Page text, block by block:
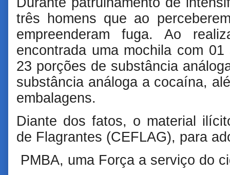
três homens que ao
empreenderam fuga. Ao
encontrada uma mochila com
23 porções de substância
substância análoga a cocaína,
embalagens.
Diante dos fatos, o material
de Flagrantes (CEFLAG), para
PMBA, uma Força a serviço do